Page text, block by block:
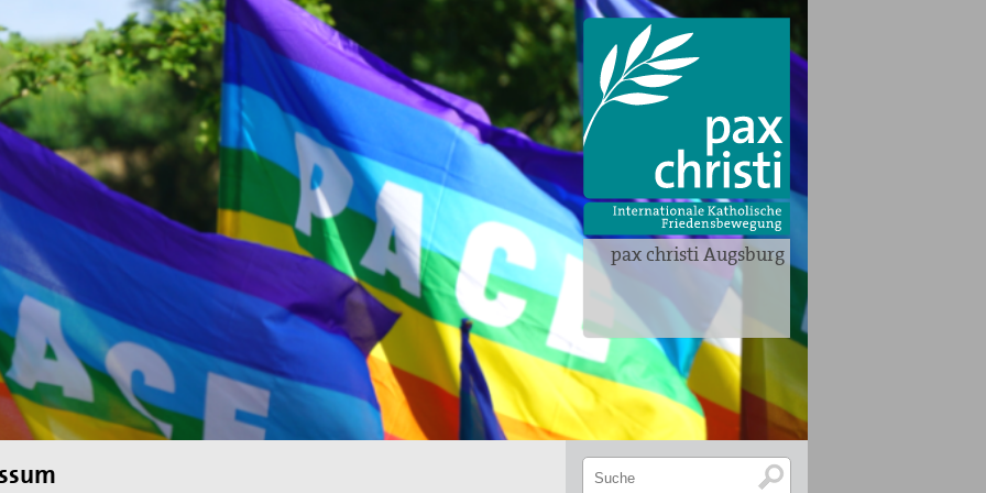
pax christi Augsburg
in der
und arbeitet in
Konzils.
des weltweiten
des II. Weltkrieges,
die Hand